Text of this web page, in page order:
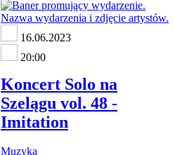
16.06.2023
20:00
Koncert Solo na
Szelągu vol. 48 -
Imitation
Muzyka